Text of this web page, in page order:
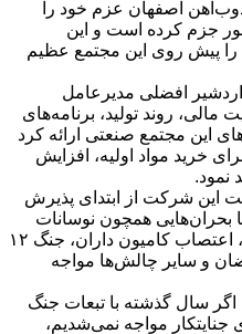
اصفهان عزم خود را
جزم کرده است و این
پیش روی این مجتمع عظیم
افضلی مدیرعامل
روند تولید، برنامه‌های
این مجتمع صنعتی ارائه کرد
خرید مواد اولیه، افزایش
نمود.
این شرکت از ابتدای پذیرش
بحران‌هایی همچون نوسانات
نرخ ارز، انفجار اسکله شهید رجایی، اعتصاب کامیون داران، جنگ ۱۲
و سایر چالش‌ها مواجه
سال گذشته با تبعات جنگ
جنایتکار مواجه نمی‌شدیم،